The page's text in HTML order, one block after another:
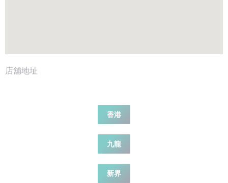
店舖地址
香港
九龍
新界